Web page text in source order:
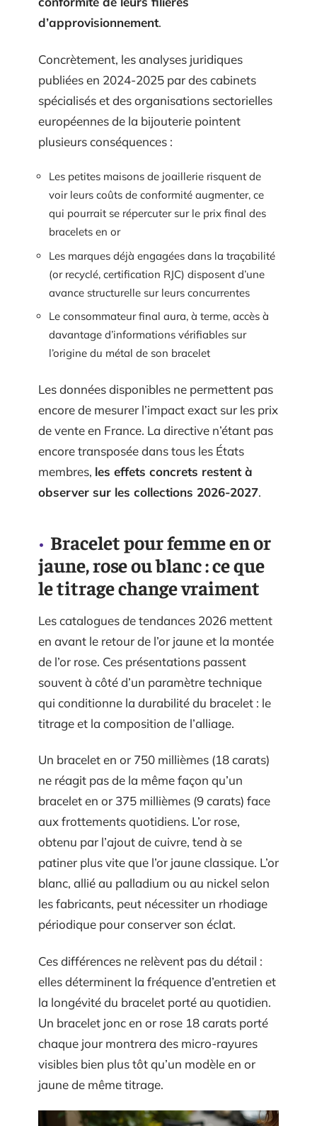
d’approvisionnement.
Concrètement, les analyses juridiques
publiées en 2024-2025 par des cabinets
spécialisés et des organisations sectorielles
européennes de la bijouterie pointent
plusieurs conséquences :
Les petites maisons de joaillerie risquent de
voir leurs coûts de conformité augmenter, ce
qui pourrait se répercuter sur le prix final des
bracelets en or
Les marques déjà engagées dans la traçabilité
(or recyclé, certification RJC) disposent d’une
avance structurelle sur leurs concurrentes
Le consommateur final aura, à terme, accès à
davantage d’informations vérifiables sur
l’origine du métal de son bracelet
Les données disponibles ne permettent pas
encore de mesurer l’impact exact sur les prix
de vente en France. La directive n’étant pas
encore transposée dans tous les États
membres, les effets concrets restent à
observer sur les collections 2026-2027.
Bracelet pour femme en or
jaune, rose ou blanc : ce que
le titrage change vraiment
Les catalogues de tendances 2026 mettent
en avant le retour de l’or jaune et la montée
de l’or rose. Ces présentations passent
souvent à côté d’un paramètre technique
qui conditionne la durabilité du bracelet : le
titrage et la composition de l’alliage.
Un bracelet en or 750 millièmes (18 carats)
ne réagit pas de la même façon qu’un
bracelet en or 375 millièmes (9 carats) face
aux frottements quotidiens. L’or rose,
obtenu par l’ajout de cuivre, tend à se
patiner plus vite que l’or jaune classique. L’or
blanc, allié au palladium ou au nickel selon
les fabricants, peut nécessiter un rhodiage
périodique pour conserver son éclat.
Ces différences ne relèvent pas du détail :
elles déterminent la fréquence d’entretien et
la longévité du bracelet porté au quotidien.
Un bracelet jonc en or rose 18 carats porté
chaque jour montrera des micro-rayures
visibles bien plus tôt qu’un modèle en or
jaune de même titrage.